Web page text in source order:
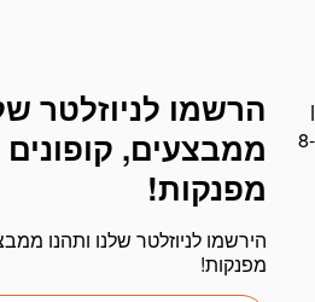
הרשמו לניוזלטר
ממבצעים,
מפנקות!
הירשמו לניוזלטר שלנו ותהנו
מפנקות!
דוא׳׳ל